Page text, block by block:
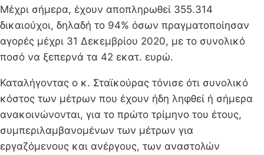
Μέχρι σήμερα, έχουν αποπληρωθεί 355.314
δικαιούχοι, δηλαδή το 94% όσων πραγματοποίησαν
αγορές μέχρι 31 Δεκεμβρίου 2020, με το συνολικό
ποσό να ξεπερνά τα 42 εκατ. ευρώ.
Καταλήγοντας ο κ. Σταϊκούρας τόνισε ότι συνολικό
κόστος των μέτρων που έχουν ήδη ληφθεί ή σήμερα
ανακοινώνονται, για το πρώτο τρίμηνο του έτους,
συμπεριλαμβανομένων των μέτρων για
εργαζόμενους και ανέργους, των αναστολών